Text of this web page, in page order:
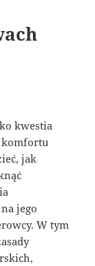
kwestia
komfortu
jak
jego
W tym